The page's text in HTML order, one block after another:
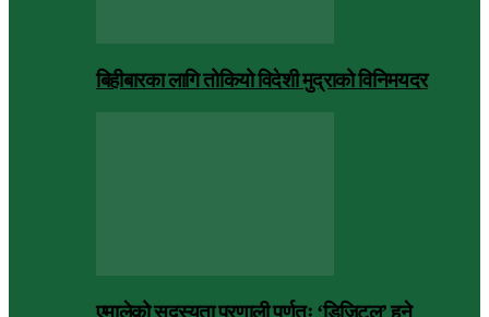
बिहीबारका लागि तोकियो विदेशी मुद्राको विनिमयदर
एमालेको सदस्यता प्रणाली पूर्णतः ‘डिजिटल’ हुने